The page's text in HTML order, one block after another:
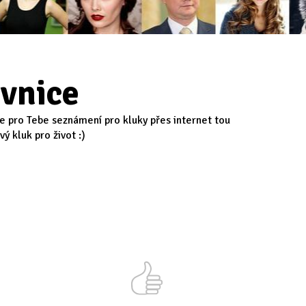
pro Tebe seznámení pro kluky přes internet tou
kluk pro život :)